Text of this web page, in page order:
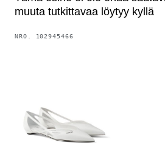
muuta tutkittavaa löytyy kyllä
NRO. 102945466